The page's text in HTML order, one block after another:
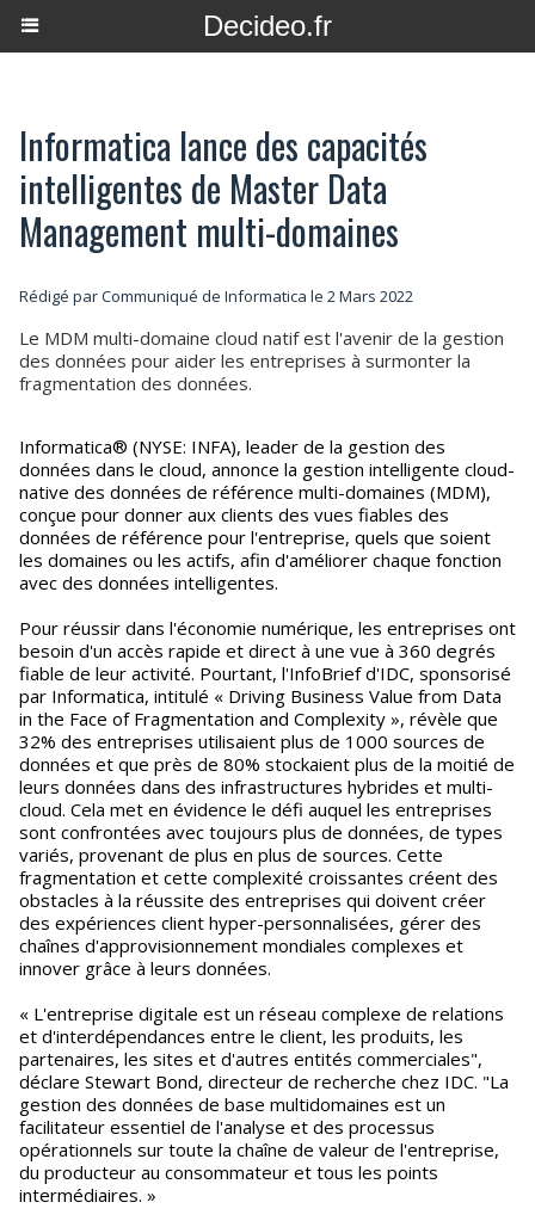
Decideo.fr
Informatica lance des capacités
intelligentes de Master Data
Management multi-domaines
Rédigé par Communiqué de Informatica le 2 Mars 2022
Le MDM multi-domaine cloud natif est l'avenir de la gestion
des données pour aider les entreprises à surmonter la
fragmentation des données.
Informatica® (NYSE: INFA), leader de la gestion des
données dans le cloud, annonce la gestion intelligente cloud-
native des données de référence multi-domaines (MDM),
conçue pour donner aux clients des vues fiables des
données de référence pour l'entreprise, quels que soient
les domaines ou les actifs, afin d'améliorer chaque fonction
avec des données intelligentes.
Pour réussir dans l'économie numérique, les entreprises ont
besoin d'un accès rapide et direct à une vue à 360 degrés
fiable de leur activité. Pourtant, l'InfoBrief d'IDC, sponsorisé
par Informatica, intitulé « Driving Business Value from Data
in the Face of Fragmentation and Complexity », révèle que
32% des entreprises utilisaient plus de 1000 sources de
données et que près de 80% stockaient plus de la moitié de
leurs données dans des infrastructures hybrides et multi-
cloud. Cela met en évidence le défi auquel les entreprises
sont confrontées avec toujours plus de données, de types
variés, provenant de plus en plus de sources. Cette
fragmentation et cette complexité croissantes créent des
obstacles à la réussite des entreprises qui doivent créer
des expériences client hyper-personnalisées, gérer des
chaînes d'approvisionnement mondiales complexes et
innover grâce à leurs données.
« L'entreprise digitale est un réseau complexe de relations
et d'interdépendances entre le client, les produits, les
partenaires, les sites et d'autres entités commerciales",
déclare Stewart Bond, directeur de recherche chez IDC. "La
gestion des données de base multidomaines est un
facilitateur essentiel de l'analyse et des processus
opérationnels sur toute la chaîne de valeur de l'entreprise,
du producteur au consommateur et tous les points
intermédiaires. »